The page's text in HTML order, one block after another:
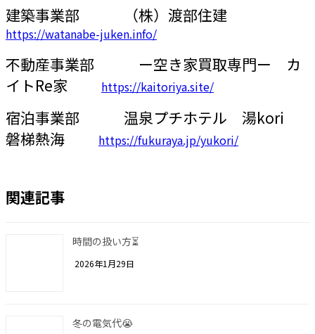
建築事業部 （株）渡部住建
https://watanabe-juken.info/
不動産事業部 ー空き家買取専門ー カ
イトRe家
https://kaitoriya.site/
宿泊事業部 温泉プチホテル 湯kori
磐梯熱海
https://fukuraya.jp/yukori/
関連記事
時間の扱い方⏳
2026年1月29日
冬の電気代😭